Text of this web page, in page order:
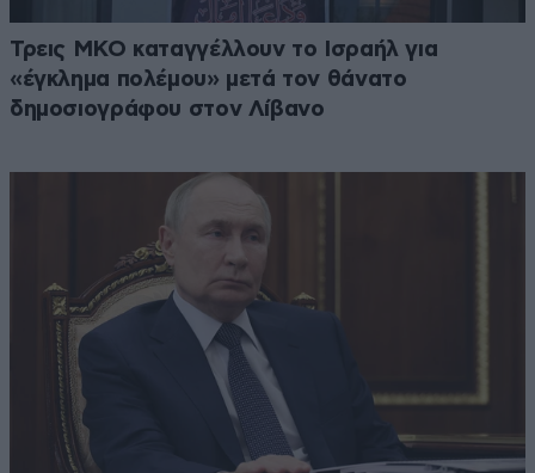
Τρεις ΜΚΟ καταγγέλλουν το Ισραήλ για
«έγκλημα πολέμου» μετά τον θάνατο
δημοσιογράφου στον Λίβανο